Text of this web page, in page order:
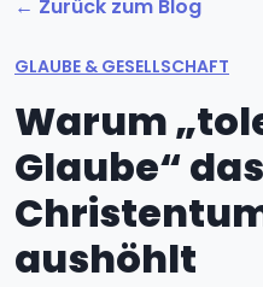
← Zurück zum Blog
GLAUBE & GESELLSCHAFT
Warum
Glaube“ das
aushöhlt